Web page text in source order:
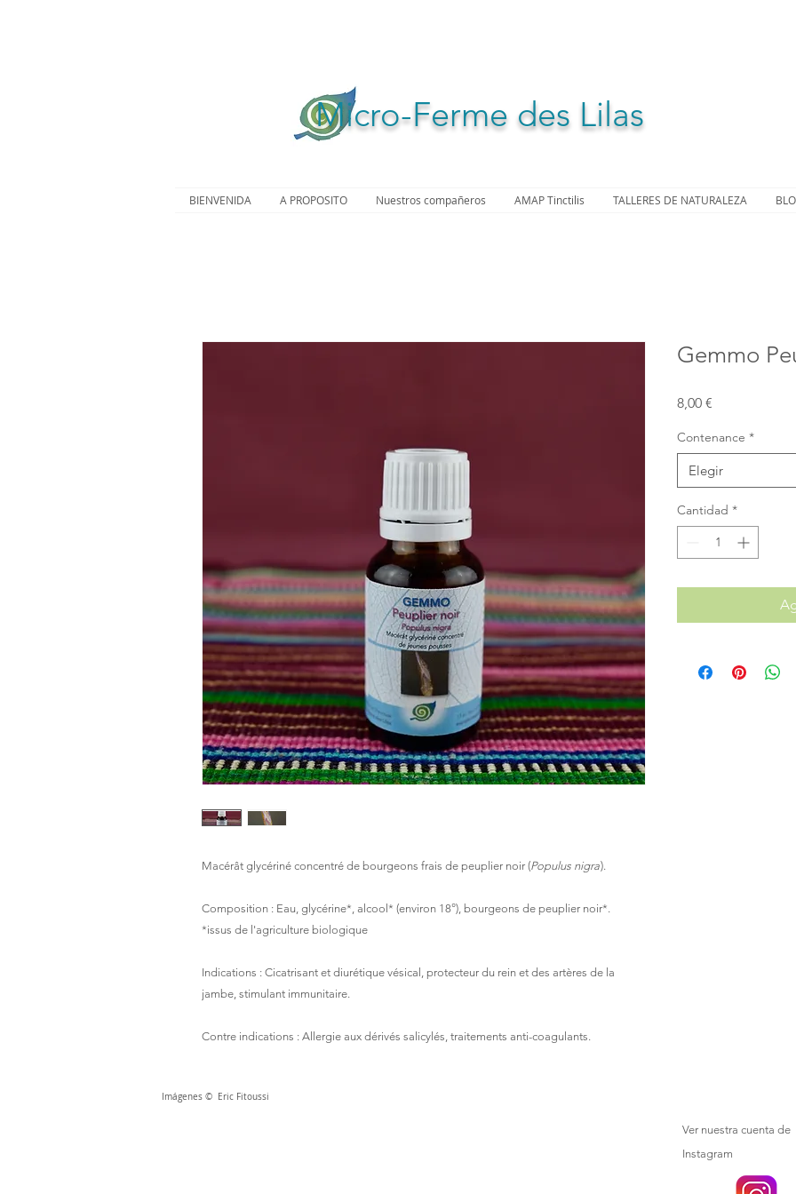
Micro-Ferme des Lilas
BIENVENIDA A PROPOSITO Nuestros compañeros AMAP Tinctilis TALLERES DE NATURALEZA
Macérât glycériné concentré de bourgeons frais de peuplier noir (Populus nigra).
Composition : Eau, glycérine*, alcool* (environ 18°), bourgeons de peuplier noir*.
*issus de l'agriculture biologique
Indications : Cicatrisant et diurétique vésical, protecteur du rein et des artères de la
jambe, stimulant immunitaire.
Contre indications : Allergie aux dérivés salicylés, traitements anti-coagulants.
Gemmo
8,00 €
Contenance *
Elegir
Cantidad *
Imágenes © Eric Fitoussi
Ver nuestra cuenta de
Instagram